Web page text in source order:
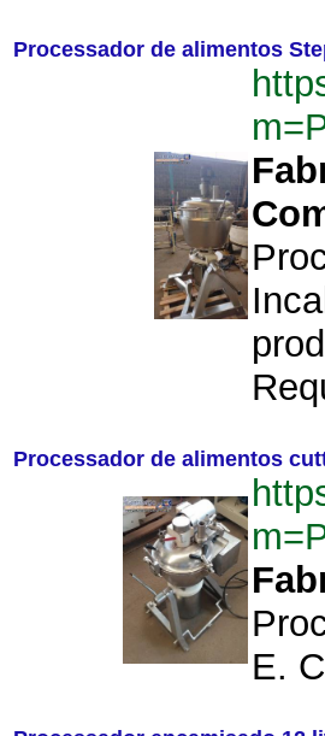
Processador de alimentos
Processador de alimentos
E.